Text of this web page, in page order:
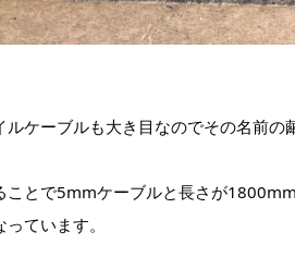
ケーブルも大き目なのでその名前
ことで5mmケーブルと長さが
ています。